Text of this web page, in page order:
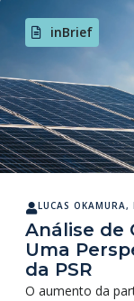
inBrief
LUCAS OKAMURA,
Análise de
Uma
da PSR
O aumento da